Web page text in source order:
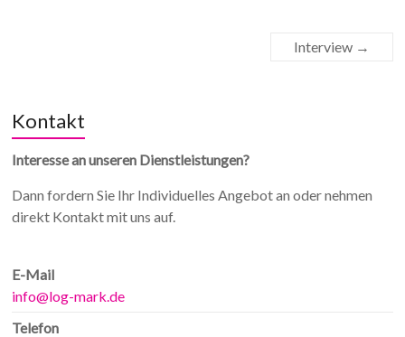
Interview →
Kontakt
Interesse an unseren Dienstleistungen?
Dann fordern Sie Ihr Individuelles Angebot an oder nehmen
direkt Kontakt mit uns auf.
E-Mail
info@log-mark.de
Telefon